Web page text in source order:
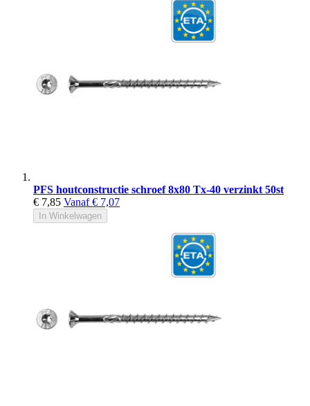
PFS houtconstructie schroef 8x80 Tx-40 verzinkt 50st
€ 7,85 Vanaf € 7,07
In Winkelwagen